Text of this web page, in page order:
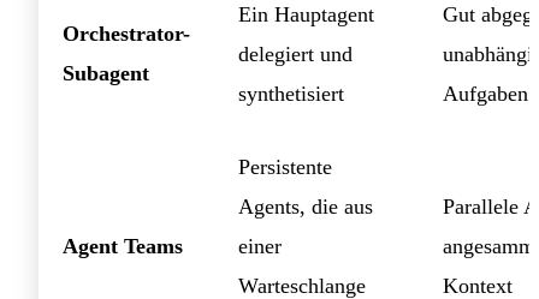
Orchestrator-
Subagent
Ein Hauptagent
delegiert und
synthetisiert
Gut
Aufgaben
Agent Teams
Persistente
Agents, die aus
einer
Warteschlange
Parallele
Kontext